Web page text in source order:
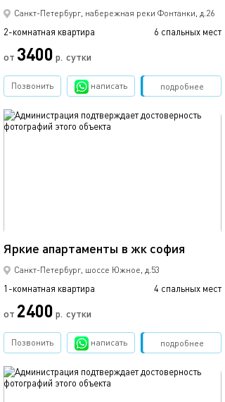
Санкт-Петербург, набережная реки Фонтанки, д.26
2-комнатная квартира 6 спальных мест
от 3400 р. сутки
подробнее
Позвонить написать Забронировать
Яркие апартаменты в жк софия
Санкт-Петербург, шоссе Южное, д.53
1-комнатная квартира 4 спальных мест
от 2400 р. сутки
обновлено 09.09.2024
подробнее
Позвонить написать Забронировать
обновлено 09.09.2024